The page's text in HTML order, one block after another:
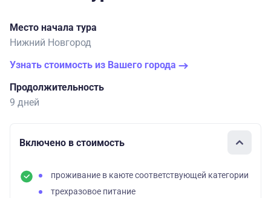
Место начала тура
Нижний Новгород
Узнать стоимость из Вашего города
Продолжительность
9 дней
Включено в стоимость
проживание в каюте соответствующей категории
трехразовое питание